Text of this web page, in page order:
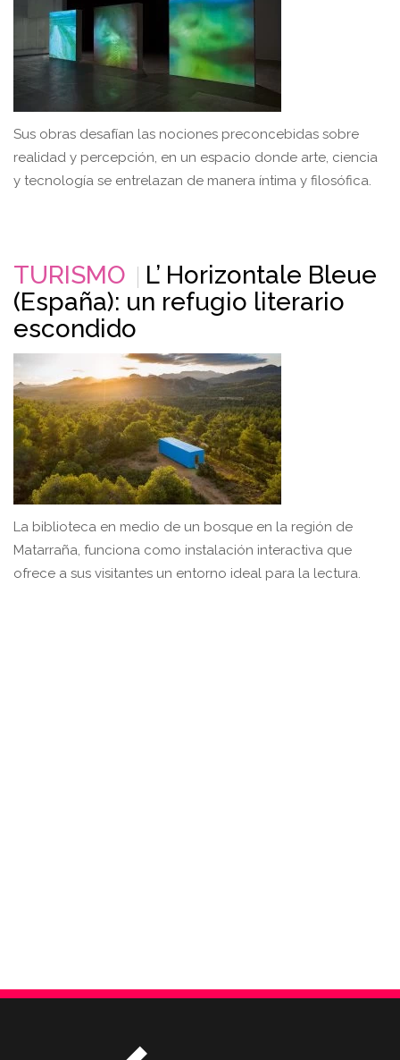
Sus obras desafían las nociones preconcebidas sobre
realidad y percepción, en un espacio donde arte, ciencia
y tecnología se entrelazan de manera íntima y filosófica.
TURISMO
L’ Horizontale Bleue
(España): un refugio literario
escondido
La biblioteca en medio de un bosque en la región de
Matarraña, funciona como instalación interactiva que
ofrece a sus visitantes un entorno ideal para la lectura.